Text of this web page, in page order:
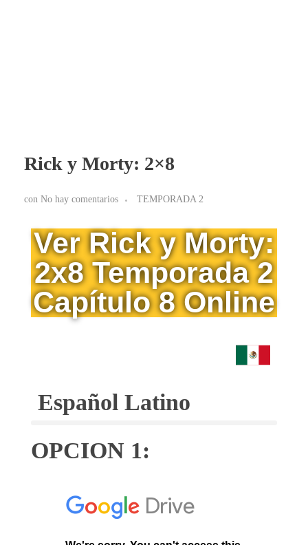
Rick y Morty: 2×8
con No hay comentarios TEMPORADA 2
Ver Rick y Morty:
2x8 Temporada 2
Capítulo 8 Online
Español Latino
OPCION 1: